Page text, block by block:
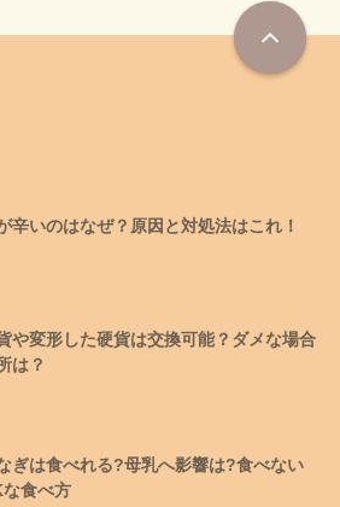
辛いのはなぜ？原因と対処法はこれ！
や変形した硬貨は交換可能？ダメな場合
は？
ぎは食べれる?母乳へ影響は?食べない
食べ方